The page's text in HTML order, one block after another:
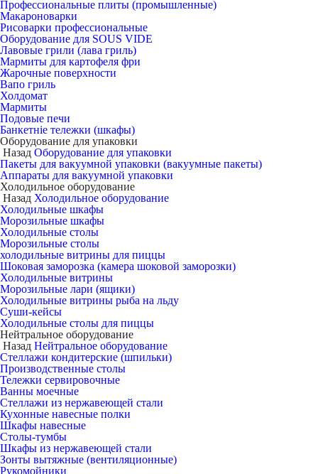
Профессиональные плиты (промышленные)
Макароноварки
Рисоварки профессиональные
Оборудование для SOUS VIDE
Лавовые грили (лава гриль)
Мармиты для картофеля фри
Жарочные поверхности
Вапо гриль
Холдомат
Мармиты
Подовые печи
Банкетніе тележки (шкафы)
Оборудование для упаковки
Назад Оборудование для упаковки
Пакеты для вакуумной упаковки (вакуумные пакеты)
Аппараты для вакуумной упаковки
Холодильное оборудование
Назад Холодильное оборудование
Холодильные шкафы
Морозильные шкафы
Холодильные столы
Морозильные столы
холодильные витрины для пиццы
Шоковая заморозка (камера шоковой заморозки)
Холодильные витрины
Морозильные лари (ящики)
Холодильные витрины рыба на льду
Суши-кейсы
Холодильные столы для пиццы
Нейтральное оборудование
Назад Нейтральное оборудование
Стеллажи кондитерские (шпильки)
Производственные столы
Тележки сервировочные
Ванны моечные
Стеллажи из нержавеющей стали
Кухонные навесные полки
Шкафы навесные
Столы-тумбы
Шкафы из нержавеющей стали
Зонты вытяжные (вентиляционные)
Рукомойники